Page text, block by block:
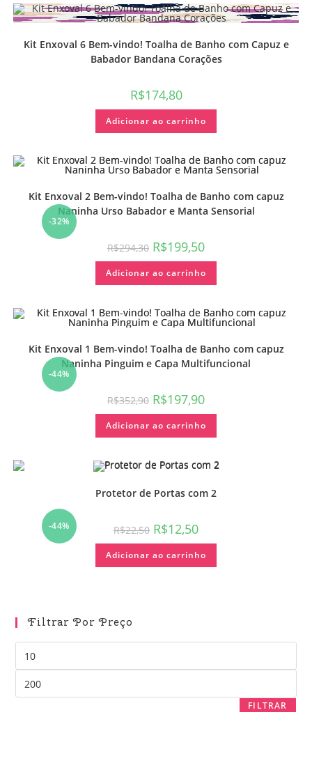
Kit Enxoval 6 Bem-vindo! Toalha de Banho com Capuz e
Babador Bandana Corações
R$174,80
Adicionar ao carrinho
-32%
Kit Enxoval 2 Bem-vindo! Toalha de Banho com capuz
Naninha Urso Babador e Manta Sensorial
R$294,30 R$199,50
Adicionar ao carrinho
-44%
Kit Enxoval 1 Bem-vindo! Toalha de Banho com capuz
Naninha Pinguim e Capa Multifuncional
R$352,90 R$197,90
Adicionar ao carrinho
-44%
Protetor de Portas com 2
R$22,50 R$12,50
Adicionar ao carrinho
Filtrar Por Preço
FILTRAR